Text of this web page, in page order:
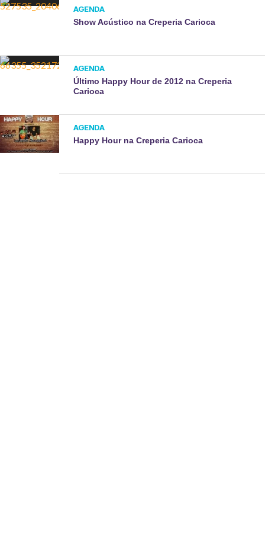
AGENDA
Show Acústico na Creperia Carioca
AGENDA
Último Happy Hour de 2012 na Creperia
Carioca
AGENDA
Happy Hour na Creperia Carioca